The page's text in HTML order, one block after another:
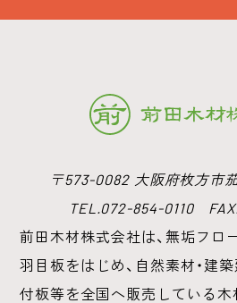
〒573-0082 大阪府枚方市
TEL.072-854-0110
前田木材株式会社は、無垢フロー
羽目板をはじめ、 自然素材・建
付板等を全国へ販売している木